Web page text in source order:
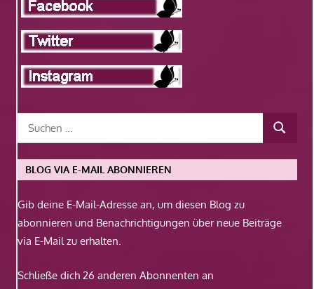
BLOG VIA E-MAIL ABONNIEREN
Gib deine E-Mail-Adresse an, um diesen Blog zu
abonnieren und Benachrichtigungen über neue Beiträge
via E-Mail zu erhalten.
Schließe dich 26 anderen Abonnenten an